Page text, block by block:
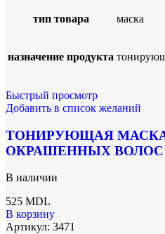
тип товара маска
назначение продукта
Быстрый просмотр
Добавить в список желаний
ТОНИРУЮЩАЯ
ОКРАШЕННЫХ ВОЛОС
В наличии
525 MDL
В корзину
Артикул: 3471